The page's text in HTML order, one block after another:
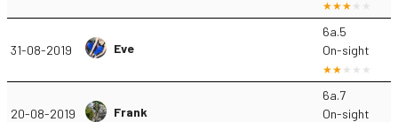
31-08-2019 Eve
6a.5
On-sight
20-08-2019 Frank
6a.7
On-sight